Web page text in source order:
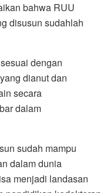
bahwa RUU
disusun sudahlah
dengan
dianut dan
secara
dalam
sudah mampu
dalam dunia
menjadi landasan